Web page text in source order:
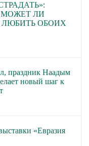
МОЖЕТ ЛИ
ОБОИХ
праздник Наадым
новый шаг к
«Евразия